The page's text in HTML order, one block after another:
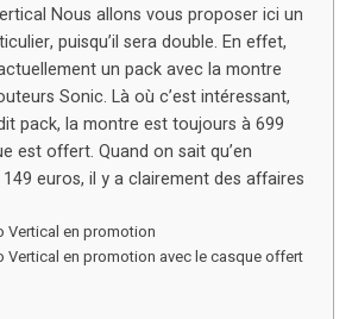
Nous allons vous proposer ici un
puisqu’il sera double. En effet,
un pack avec la montre
Sonic. Là où c’est intéressant,
pack, la montre est toujours à 699
est offert. Quand on sait qu’en
euros, il y a clairement des affaires
Vertical en promotion
Vertical en promotion avec le casque offert